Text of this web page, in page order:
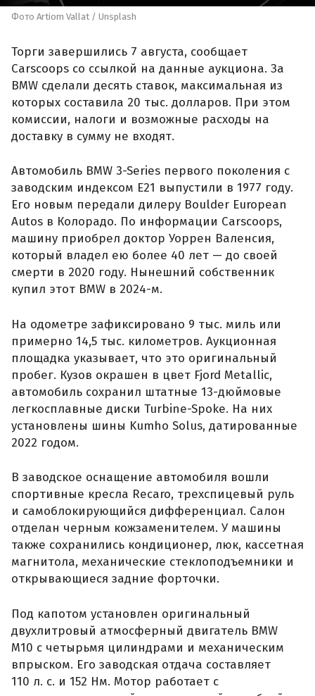
Фото Artiom Vallat / Unsplash
Торги завершились 7 августа, сообщает
Carscoops со ссылкой на данные аукциона. За
BMW сделали десять ставок, максимальная из
которых составила 20 тыс. долларов. При этом
комиссии, налоги и возможные расходы на
доставку в сумму не входят.
Автомобиль BMW 3-Series первого поколения с
заводским индексом E21 выпустили в 1977 году.
Его новым передали дилеру Boulder European
Autos в Колорадо. По информации Carscoops,
машину приобрел доктор Уоррен Валенсия,
который владел ею более 40 лет — до своей
смерти в 2020 году. Нынешний собственник
купил этот BMW в 2024-м.
На одометре зафиксировано 9 тыс. миль или
примерно 14,5 тыс. километров. Аукционная
площадка указывает, что это оригинальный
пробег. Кузов окрашен в цвет Fjord Metallic,
автомобиль сохранил штатные 13-дюймовые
легкосплавные диски Turbine-Spoke. На них
установлены шины Kumho Solus, датированные
2022 годом.
В заводское оснащение автомобиля вошли
спортивные кресла Recaro, трехспицевый руль
и самоблокирующийся дифференциал. Салон
отделан черным кожзаменителем. У машины
также сохранились кондиционер, люк, кассетная
магнитола, механические стеклоподъемники и
открывающиеся задние форточки.
Под капотом установлен оригинальный
двухлитровый атмосферный двигатель BMW
M10 с четырьмя цилиндрами и механическим
впрыском. Его заводская отдача составляет
110 л. с. и 152 Нм. Мотор работает с